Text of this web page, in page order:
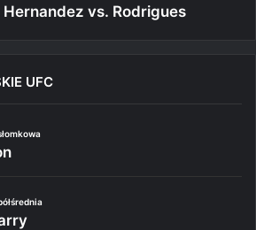
Hernandez vs. Rodrigues
UFC